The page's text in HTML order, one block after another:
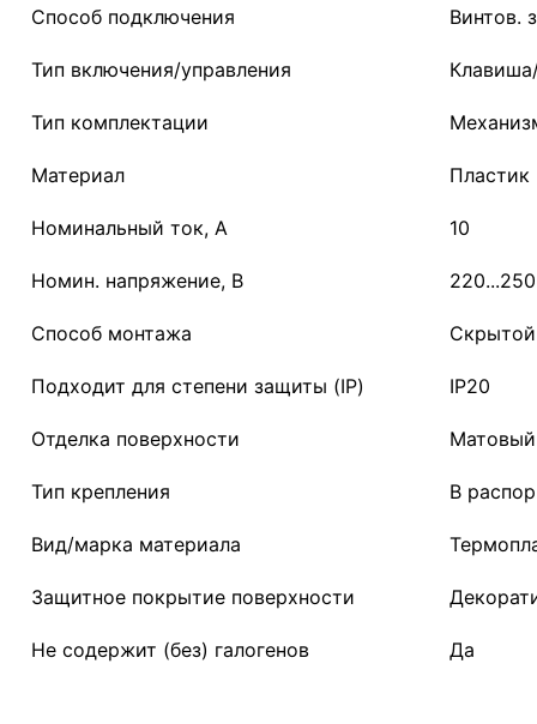
Способ подключения Винтов.
Тип включения/управления
Тип комплектации
Материал Пластик
Номинальный ток, А 10
Номин. напряжение, В 220...250
Способ монтажа
Подходит для степени защиты (IP) IP20
Отделка поверхности
Тип крепления В
Вид/марка материала
Защитное покрытие поверхности
Не содержит (без) галогенов Да